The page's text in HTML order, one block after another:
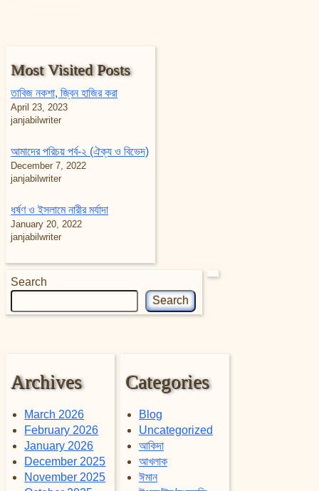
Most Visited Posts
তাবিজ নকশা, জ্বিন হাজির করা
April 23, 2023
janjabilwriter
আমাদের পরিচয় পর্ব-২ (ঐক্য ও বিভেদ)
December 7, 2022
janjabilwriter
ধর্ষণ ও ইসলামে নারীর মর্যাদা
January 20, 2022
janjabilwriter
Search
Search
Archives
March 2026
February 2026
January 2026
December 2025
November 2025
Categories
Blog
Uncategorized
আকিদা
আখলাক
ঈমান